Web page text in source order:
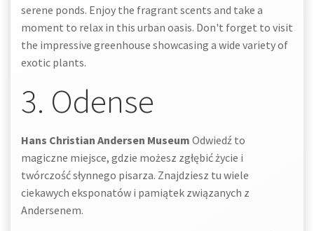
serene ponds. Enjoy the fragrant scents and take a
moment to relax in this urban oasis. Don't forget to visit
the impressive greenhouse showcasing a wide variety of
exotic plants.
3. Odense
Hans Christian Andersen Museum Odwiedź to
magiczne miejsce, gdzie możesz zgłębić życie i
twórczość słynnego pisarza. Znajdziesz tu wiele
ciekawych eksponatów i pamiątek związanych z
Andersenem.